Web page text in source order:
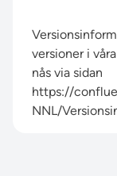
versioner i
nås via sidan
https://
NNL/